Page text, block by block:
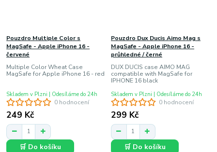
0 hodnocení
Pouzdro Multiple Color s
MagSafe - Apple iPhone 16 -
červené
Multiple Color Wheat Case
MagSafe for Apple iPhone 16 - red
249 Kč
Skladem v Plzni | Odesíláme do 24h
🛒 Do košíku
0 hodnocení
Pouzdro Dux Ducis Aimo Mag s
MagSafe - Apple iPhone 16 -
průhledné / černé
DUX DUCIS case AIMO MAG
compatible with MagSafe for
IPHONE 16 black
299 Kč
Skladem v Plzni | Odesíláme do 24h
🛒 Do košíku